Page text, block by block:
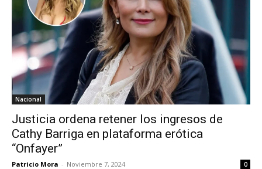
Nacional
Justicia ordena retener los ingresos de
Cathy Barriga en plataforma erótica
“Onfayer”
Patricio Mora - Noviembre 7, 2024 0